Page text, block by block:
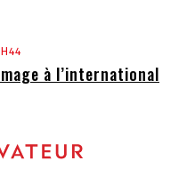
à l’international